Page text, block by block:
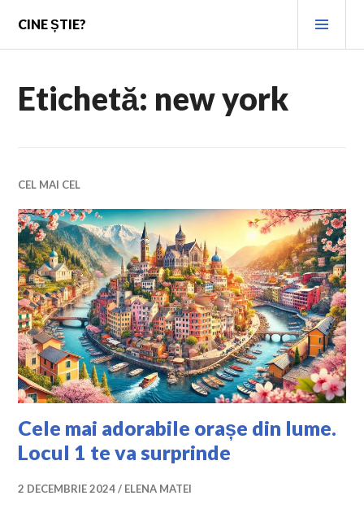
content
CINE ȘTIE?
Etichetă: new york
CEL MAI CEL
Cele mai adorabile orașe din lume.
Locul 1 te va surprinde
2 DECEMBRIE 2024 ELENA MATEI